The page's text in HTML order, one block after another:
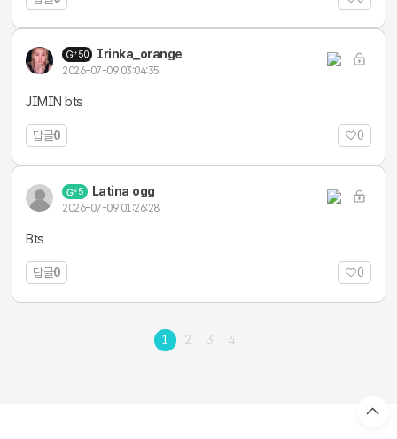
50 Irinka_orange
2026-07-09 03:04:35
JIMIN bts
답글0 0
5 Latina ogg
2026-07-09 01:26:28
Bts
답글0 0
1 2 3 4